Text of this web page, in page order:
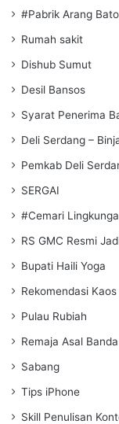
#Pabrik Arang
Rumah sakit
Dishub Sumut
Desil Bansos
Syarat Penerima
Deli Serdang –
Pemkab Deli
SERGAI
#Cemari
RS GMC Resmi
Bupati Haili Yoga
Rekomendasi
Pulau Rubiah
Remaja Asal
Sabang
Tips iPhone
Skill Penulisan